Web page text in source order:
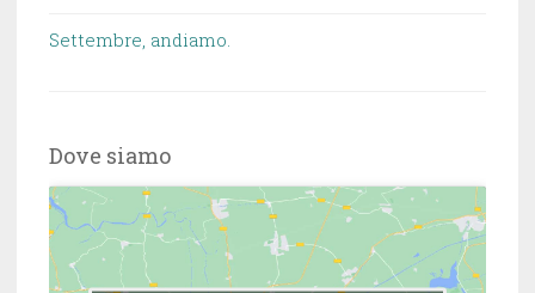
Settembre, andiamo.
Dove siamo